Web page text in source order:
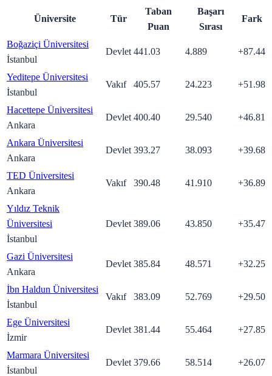
Üniversite Tür
Taban
Puan
Başarı
Sırası
Fark
Boğaziçi Üniversitesi
İstanbul
Devlet 441.03 4.889 +87.44
Yeditepe Üniversitesi
İstanbul
Vakıf 405.57 24.223 +51.98
Hacettepe Üniversitesi
Ankara
Devlet 400.40 29.540 +46.81
Ankara Üniversitesi
Ankara
Devlet 393.27 38.093 +39.68
TED Üniversitesi
Ankara
Vakıf 390.48 41.910 +36.89
Yıldız Teknik
Üniversitesi
İstanbul
Devlet 389.06 43.850 +35.47
Gazi Üniversitesi
Ankara
Devlet 385.84 48.571 +32.25
İbn Haldun Üniversitesi
İstanbul
Vakıf 383.09 52.769 +29.50
Ege Üniversitesi
İzmir
Devlet 381.44 55.464 +27.85
Marmara Üniversitesi
İstanbul
Devlet 379.66 58.514 +26.07